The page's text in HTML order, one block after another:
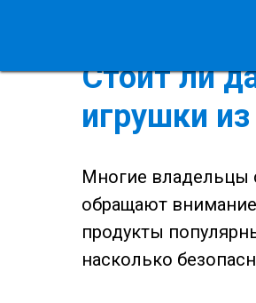
Стоит ли
игрушки
Многие владельцы
обращают
продукты
насколько